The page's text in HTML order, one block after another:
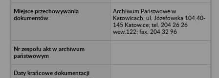
Archiwum Państwowe w
Katowicach, ul. Józefowska 104;40-
145 Katowice; tel. 204 26 26
wew.122; fax. 204 32 96